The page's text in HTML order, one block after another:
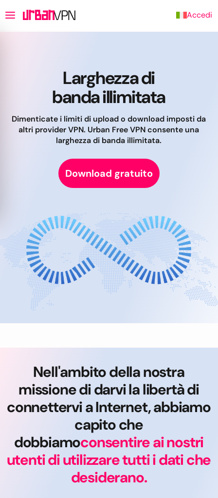
Accedi
Larghezza di
banda illimitata
Dimenticate i limiti di upload o download imposti da
altri provider VPN. Urban Free VPN consente una
larghezza di banda illimitata.
Download gratuito
Nell'ambito della nostra
missione di darvi la libertà di
connettervi a Internet, abbiamo
capito che
dobbiamoconsentire ai nostri
utenti di utilizzare tutti i dati che
desiderano.